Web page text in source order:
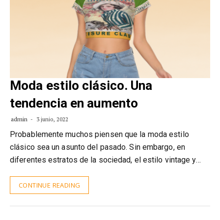
Moda estilo clásico. Una
tendencia en aumento
admin 3 junio, 2022
Probablemente muchos piensen que la moda estilo
clásico sea un asunto del pasado. Sin embargo, en
diferentes estratos de la sociedad, el estilo vintage y…
CONTINUE READING